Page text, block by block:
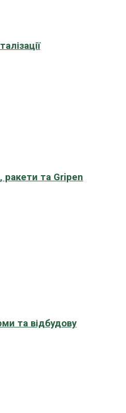
ракети та Gripen
та відбудову